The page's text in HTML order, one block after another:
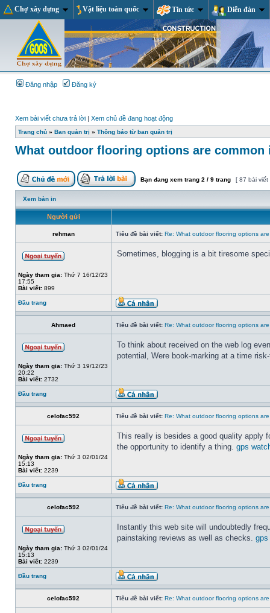
Chợ xây dựng Vật liệu toàn quốc Tin tức Diễn đàn
Đăng nhập Đăng ký
Xem bài viết chưa trả lời | Xem chủ đề đang hoạt động
Trang chủ » Ban quản trị » Thông báo từ ban quản trị
What outdoor flooring options are common
Bạn đang xem trang 2 / 9 trang [ 87 bài
Xem bản in
Người gửi
rehman Tiêu đề bài viết: Re: What outdoor flooring options
Ngày tham gia: Thứ 7 16/12/23
17:55
Bài viết: 899
Sometimes, blogging is a bit tiresome
Đầu trang
Ahmaed Tiêu đề bài viết: Re: What outdoor flooring options
Ngày tham gia: Thứ 3 19/12/23
20:22
Bài viết: 2732
To think about received on the web log
potential, Were book-marking at a time
Đầu trang
celofac592 Tiêu đề bài viết: Re: What outdoor flooring options
Ngày tham gia: Thứ 3 02/01/24
15:13
Bài viết: 2239
This really is besides a good quality apply
the opportunity to identify a thing. gps
Đầu trang
celofac592 Tiêu đề bài viết: Re: What outdoor flooring options
Ngày tham gia: Thứ 3 02/01/24
15:13
Bài viết: 2239
Instantly this web site will undoubtedly
painstaking reviews as well as checks. gps
Đầu trang
celofac592 Tiêu đề bài viết: Re: What outdoor flooring options